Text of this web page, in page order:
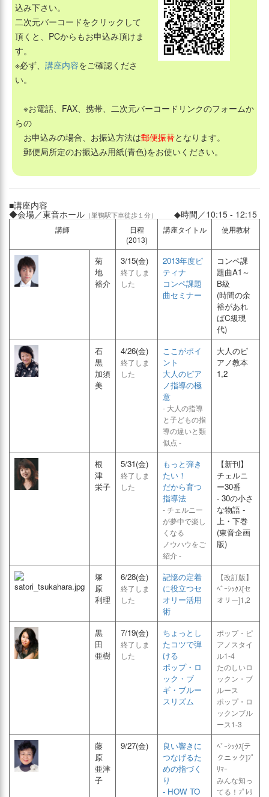
込み下さい。
二次元バーコードをクリックして
頂くと、PCからもお申込み頂けま
す。
※必ず、 講座内容をご確認くださ
い。
※お電話、FAX、携帯、二次元バーコードリンクのフォームか
らの
お申込みの場合、お振込方法は郵便振替となります。
郵便局所定のお振込み用紙(青色)をお使いください。
■講座内容
◆会場／東音ホール （巣鴨駅下車徒歩１分） ◆時間／10:15 - 12:15
講師
日程
(2013)
講座タイトル 使用教材
菊
地
裕介
3/15(金)
終了しま
した
2013年度ピ
ティナ
コンペ課題
曲セミナー
コンペ課
題曲A1～
B級
(時間の余
裕があれ
ばC級現
代)
石
黒
加須
美
4/26(金)
終了しま
した
ここがポイ
ント
大人のピア
ノ指導の極
意
- 大人の指導
と子どもの指
導の違いと類
似点 -
大人のピ
アノ教本
1,2
根
津
栄子
5/31(金)
終了しま
した
もっと弾き
たい！
だから育つ
指導法
- チェルニー
が夢中で楽し
くなる
ノウハウをご
紹介 -
【新刊】
チェルニ
ー30番
- 30の小さ
な物語 -
上・下巻
(東音企画
版)
塚
原
利理
6/28(金)
終了しま
した
記憶の定着
に役立つセ
オリー活用
術
【改訂版】
ﾍﾞｰｼｯｸｽ[セ
オリー]1,2
黒
田
亜樹
7/19(金)
終了しま
した
ちょっとし
たコツで弾
ける
ポップ・ロ
ック・ブ
ギ・ブルー
スリズム
ポップ・ピ
アノスタイ
ル1-4
たのしいロ
ックン・ブ
ルース
ポップ・ロ
ックンブル
ース1-3
藤
原
亜津
子
9/27(金)
良い響きに
つなげるた
めの指づく
り
- HOW TO
ﾍﾞｰｼｯｸｽ[テ
クニック]ﾌﾟ
ﾘﾏｰ
みんな知っ
てる！ﾌﾟﾚﾘ